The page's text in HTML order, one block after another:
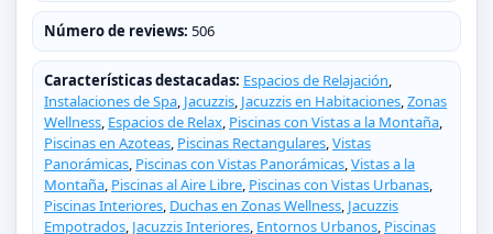
Número de reviews: 506
Características destacadas: Espacios de Relajación,
Instalaciones de Spa, Jacuzzis, Jacuzzis en Habitaciones,Zonas
Wellness, Espacios de Relax, Piscinas con Vistas a la Montaña,
Piscinas en Azoteas, Piscinas Rectangulares,Vistas
Panorámicas, Piscinas con Vistas Panorámicas,Vistas a la
Montaña, Piscinas al Aire Libre, Piscinas con Vistas Urbanas,
Piscinas Interiores, Duchas en Zonas Wellness, Jacuzzis
Empotrados, Jacuzzis Interiores, Entornos Urbanos, Piscinas